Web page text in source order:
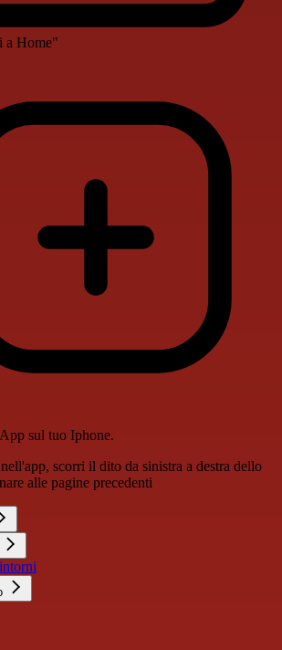
a Home"
sul tuo Iphone.
scorri il dito da sinistra a destra dello
alle pagine precedenti